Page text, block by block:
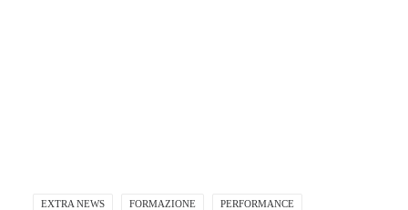
EXTRA NEWS FORMAZIONE PERFORMANCE